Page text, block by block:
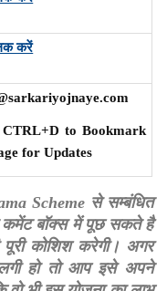
करें
CTRL+D to Bookmark
for Updates
Scheme से सम्बंधित
कमेंट बॉक्स में पूछ सकते है
कोशिश करेगी। अगर
हो तो आप इसे अपने